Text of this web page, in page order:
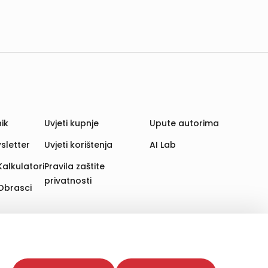
Time poboljšavamo korisničko iskustvo,
web stranica i uređaja u tu svrhu. Naši partneri
Uvjeti kupnje
Uvjeti korištenja
Pravila zaštite
privatnosti
Upute autorima
AI Lab